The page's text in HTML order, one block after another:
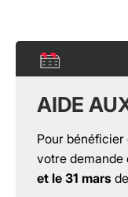
AIDE
Pour bénéficier
votre demande
et le 31 mars